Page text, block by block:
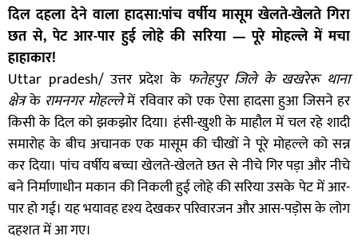
दिल दहला देने वाला हादसा:पांच वर्षीय मासूम खेलते-खेलते गिरा
छत से, पेट आर-पार हुई लोहे की सरिया — पूरे मोहल्ले में मचा
हाहाकार!
Uttar pradesh/ उत्तर प्रदेश के फतेहपुर जिले के खखरेरू थाना
क्षेत्रके रामनगर मोहल्लेमें रविवार को एक ऐसा हादसा हुआ जिसने हर
किसी के दिल को झकझोर दिया। हंसी-खुशी के माहौल में चल रहे शादी
समारोह के बीच अचानक एक मासूम की चीखों ने पूरे मोहल्ले को सन्न
कर दिया। पांच वर्षीय बच्चा खेलते-खेलते छत से नीचे गिर पड़ा और नीचे
बने निर्माणाधीन मकान की निकली हुई लोहे की सरिया उसके पेट में आर-
पार हो गई। यह भयावह दृश्य देखकर परिवारजन और आस-पड़ोस के लोग
दहशत में आ गए।